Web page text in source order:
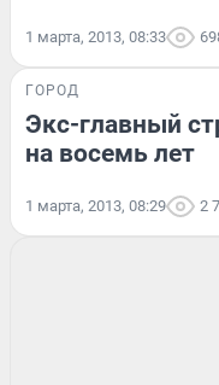
1 марта, 2013, 08:33
ГОРОД
Экс-главный
на восемь лет
1 марта, 2013, 08:29 2